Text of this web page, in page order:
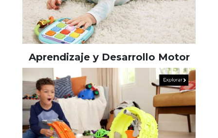
Aprendizaje y Desarrollo Motor